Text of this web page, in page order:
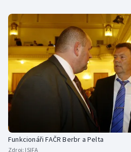
Funkcionáři FAČR Berbr a Pelta
Zdroj: ISIFA